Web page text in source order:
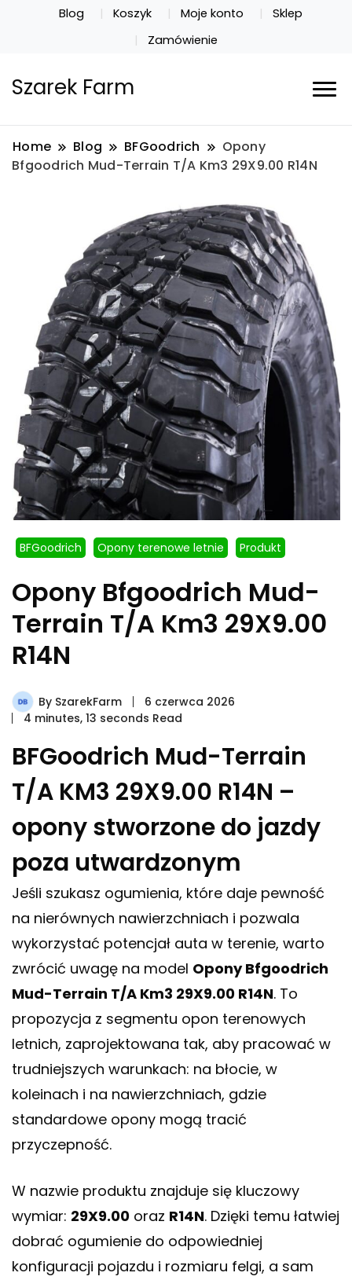
Blog Koszyk Moje konto
Sklep
Zamówienie
Szarek Farm
Home Blog BFGoodrich
Opony
Bfgoodrich Mud-Terrain T/A Km3 29X9.00 R14N
BFGoodrich Opony terenowe letnie Produkt
Opony Bfgoodrich Mud-
Terrain T/A Km3 29X9.00
R14N
By SzarekFarm
6 czerwca 2026
4 minutes, 13 seconds Read
BFGoodrich Mud-Terrain
T/A KM3 29X9.00 R14N –
opony stworzone do jazdy
poza utwardzonym
Jeśli szukasz ogumienia, które daje pewność
na nierównych nawierzchniach i pozwala
wykorzystać potencjał auta w terenie, warto
zwrócić uwagę na model Opony Bfgoodrich
Mud-Terrain T/A Km3 29X9.00 R14N. To
propozycja z segmentu opon terenowych
letnich, zaprojektowana tak, aby pracować w
trudniejszych warunkach: na błocie, w
koleinach i na nawierzchniach, gdzie
standardowe opony mogą tracić
przyczepność.
W nazwie produktu znajduje się kluczowy
wymiar: 29X9.00 oraz R14N. Dzięki temu łatwiej
dobrać ogumienie do odpowiedniej
konfiguracji pojazdu i rozmiaru felgi, a sam